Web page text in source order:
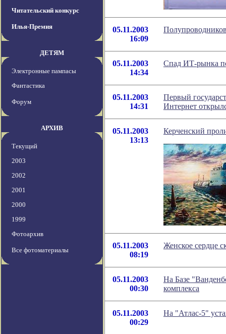
Читательский конкурс
Илья-Премия
ДЕТЯМ
Электронные пампасы
Фантастика
Форум
АРХИВ
Текущий
2003
2002
2001
2000
1999
Фотоархив
Все фотоматериалы
05.11.2003
16:09
05.11.2003
14:34
Спад ИТ-рынка
05.11.2003
14:31
Первый
Интернет
05.11.2003
13:13
Керченский
05.11.2003
08:19
Женское сердце
05.11.2003
00:30
На Базе
комплекса
05.11.2003
00:29
На "Атлас-5"